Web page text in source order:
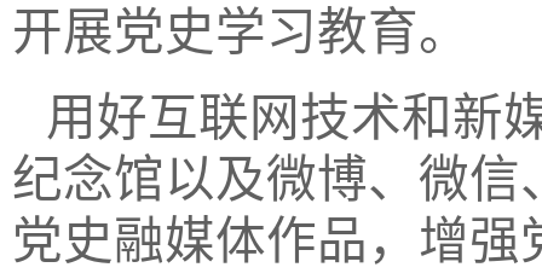
开展党史学习教育。
用好互联网技术和新
纪念馆以及微博、微
党史融媒体作品，增